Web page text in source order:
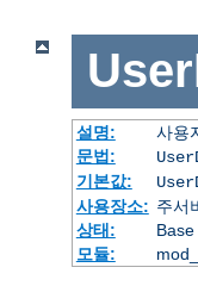
설명:
사용
문법:
기본값:
사용장소: 주서
상태:
Base
모듈: